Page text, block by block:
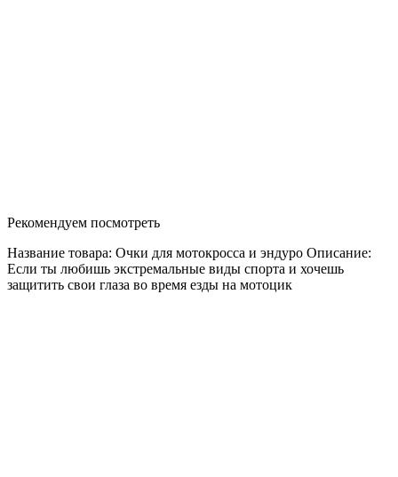
Рекомендуем посмотреть
Название товара: Очки для мотокросса и эндуро Описание:
Если ты любишь экстремальные виды спорта и хочешь
защитить свои глаза во время езды на мотоцик